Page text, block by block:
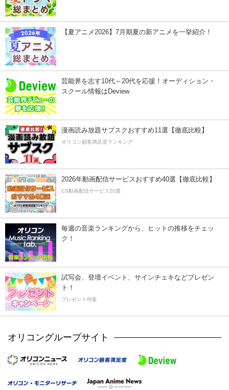
【夏アニメ2026】7月期夏の新アニメを一挙紹介！
芸能界を志す10代～20代を応援！オーディション・
スクール情報はDeview
漫画読み放題サブスクおすすめ11選【徹底比較】
オリコン顧客満足度ランキング
2026年動画配信サービスおすすめ40選【徹底比較】
CS動画配信サービス20選
毎週の音楽ランキングから、ヒットの推移をチェッ
ク！
試写会、登壇イベント、サインチェキなどプレゼン
ト！
プレゼント特集
オリコングループサイト